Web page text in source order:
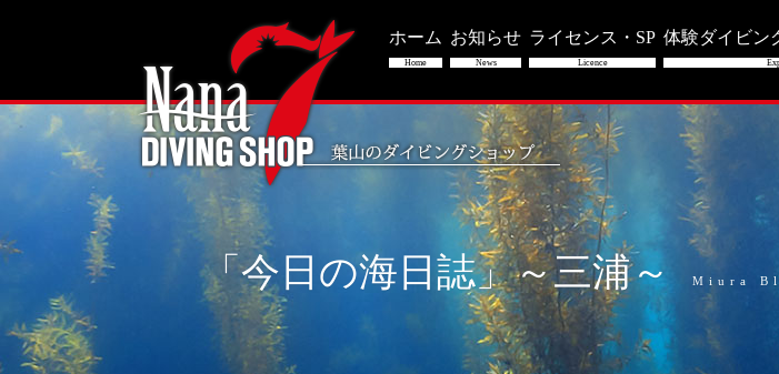
ホーム
Home
お知らせ
News
ライセンス・SP
Licence
体験ダイビン
「今日の海日誌」～三浦～ Miura